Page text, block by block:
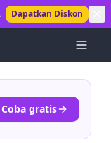
Dapatkan Diskon
Coba gratis